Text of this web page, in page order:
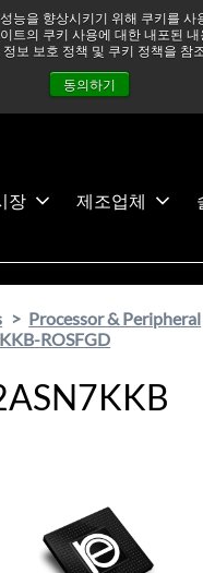
능을 향상시키기 위해 쿠키를 사
트의 쿠키 사용에 대한 내포된
보 보호 정책 및 쿠키 정책을 참
동의하기
속적으로 주시하고 있으
운영되고 있습니다. 더
뉴스
문의하기
장 제조업체
Processor & Peripheral
ROSFGD